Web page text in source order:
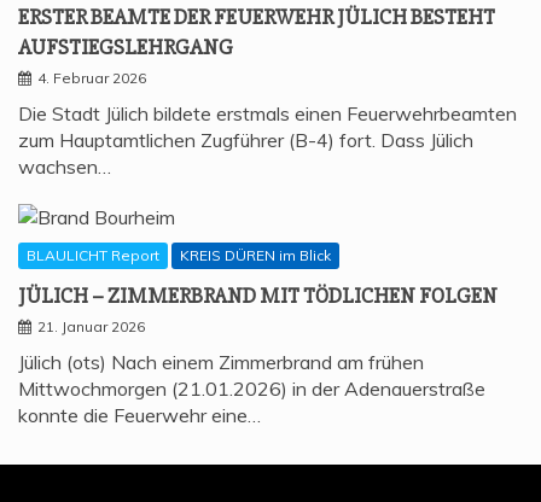
ERS­TER BEAM­TE DER FEU­ER­WEHR JÜLICH BESTEHT
AUFSTIEGSLEHRGANG
4. Februar 2026
Die Stadt Jülich bildete erstmals einen Feuerwehrbeamten
zum Hauptamtlichen Zugführer (B-4) fort. Dass Jülich
wachsen…
BLAULICHT Report KREIS DÜREN im Blick
JÜLICH – ZIM­MER­BRAND MIT TÖD­LI­CHEN FOLGEN
21. Januar 2026
Jülich (ots) Nach einem Zimmerbrand am frühen
Mittwochmorgen (21.01.2026) in der Adenauerstraße
konnte die Feuerwehr eine…